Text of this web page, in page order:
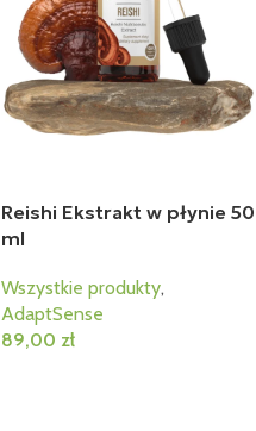
Reishi Ekstrakt w płynie 50
ml
Wszystkie produkty,
AdaptSense
89,00 zł